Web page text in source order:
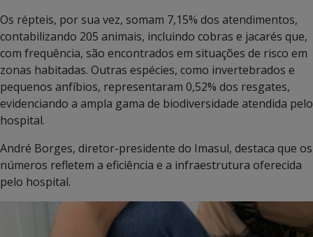
Os répteis, por sua vez, somam 7,15% dos atendimentos,
contabilizando 205 animais, incluindo cobras e jacarés que,
com frequência, são encontrados em situações de risco em
zonas habitadas. Outras espécies, como invertebrados e
pequenos anfíbios, representaram 0,52% dos resgates,
evidenciando a ampla gama de biodiversidade atendida pelo
hospital.
André Borges, diretor-presidente do Imasul, destaca que os
números refletem a eficiência e a infraestrutura oferecida
pelo hospital.